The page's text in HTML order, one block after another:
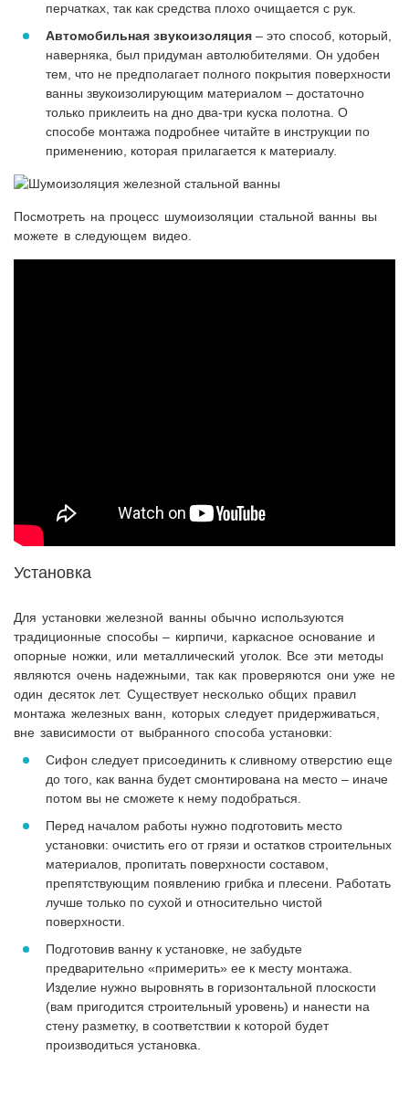
перчатках, так как средства плохо очищается с рук.
Автомобильная звукоизоляция – это способ, который,
наверняка, был придуман автолюбителями. Он удобен
тем, что не предполагает полного покрытия поверхности
ванны звукоизолирующим материалом – достаточно
только приклеить на дно два-три куска полотна. О
способе монтажа подробнее читайте в инструкции по
применению, которая прилагается к материалу.
Посмотреть на процесс шумоизоляции стальной ванны вы
можете в следующем видео.
Установка
Для установки железной ванны обычно используются
традиционные способы – кирпичи, каркасное основание и
опорные ножки, или металлический уголок. Все эти методы
являются очень надежными, так как проверяются они уже не
один десяток лет. Существует несколько общих правил
монтажа железных ванн, которых следует придерживаться,
вне зависимости от выбранного способа установки:
Сифон следует присоединить к сливному отверстию еще
до того, как ванна будет смонтирована на место – иначе
потом вы не сможете к нему подобраться.
Перед началом работы нужно подготовить место
установки: очистить его от грязи и остатков строительных
материалов, пропитать поверхности составом,
препятствующим появлению грибка и плесени. Работать
лучше только по сухой и относительно чистой
поверхности.
Подготовив ванну к установке, не забудьте
предварительно «примерить» ее к месту монтажа.
Изделие нужно выровнять в горизонтальной плоскости
(вам пригодится строительный уровень) и нанести на
стену разметку, в соответствии к которой будет
производиться установка.